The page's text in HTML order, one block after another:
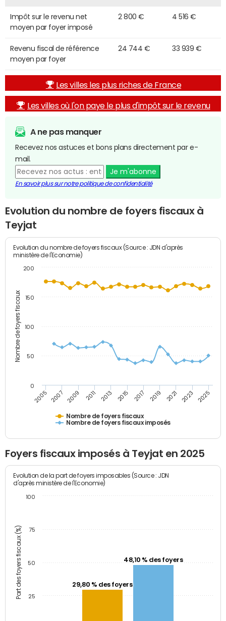
Impôt sur le revenu net
moyen par foyer imposé
2 800 € 4 516 €
Revenu fiscal de référence
moyen par foyer
24 744 € 33 939 €
Les villes les plus riches de France
Les villes où l'on paye le plus d'impôt sur le revenu
A ne pas manquer
Recevez nos astuces et bons plans directement par e-
mail.
Je m'abonne
En savoir plus sur notre politique de confidentialité
Evolution du nombre de foyers fiscaux à
Teyjat
Nombre de foyers fiscaux
Evolution du nombre de foyers fiscaux (Source : JDN d'après
ministère de l'Economie)
Nombre de foyers fiscaux
Nombre de foyers fiscaux imposés
2005 2007 2009 2011 2013 2015 2017 2019 2021 2023 2025
0
50
100
150
200
Foyers fiscaux imposés à Teyjat en 2025
Part des foyers fiscaux (%)
Evolution de la part de foyers imposables (Source : JDN
d'après ministère de l'Economie)
29,80 % des foyers
48,10 % des foyers
25
50
75
100